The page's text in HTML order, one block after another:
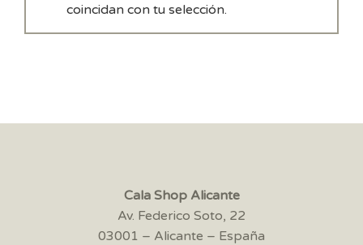
coincidan con tu selección.
Cala Shop Alicante
Av. Federico Soto, 22
03001 – Alicante – España